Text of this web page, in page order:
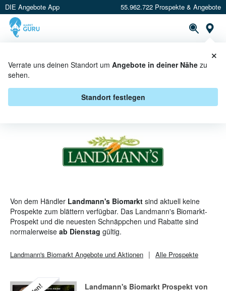
DIE Angebote App 55.962.722 Prospekte & Angebote
Verrate uns deinen Standort um Angebote in deiner Nähe zu
sehen.
Standort festlegen
×
LANDMANN'S BIOMARKT
Von dem Händler Landmann's Biomarkt sind aktuell keine
Prospekte zum blättern verfügbar. Das Landmann's Biomarkt-
Prospekt und die neuesten Schnäppchen und Rabatte sind
normalerweise ab Dienstag gültig.
Landmann's Biomarkt Angebote und Aktionen Alle Prospekte
Landmann's Biomarkt Prospekt von